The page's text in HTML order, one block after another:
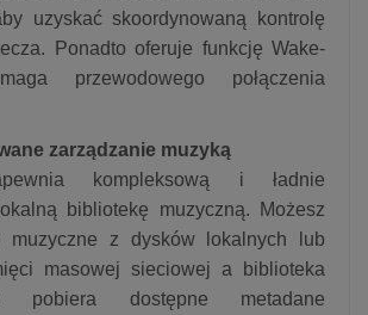
uzyskać skoordynowaną kontrolę
Ponadto oferuje funkcję Wake-
przewodowego połączenia
zarządzanie muzyką
kompleksową i ładnie
bibliotekę muzyczną. Możesz
muzyczne z dysków lokalnych lub
masowej sieciowej a biblioteka
pobiera dostępne metadane